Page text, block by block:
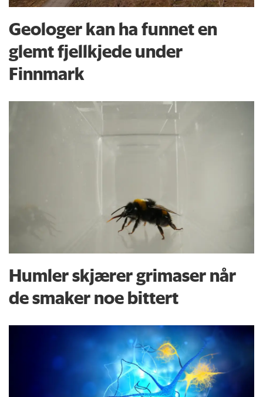
Geologer kan ha funnet en
glemt fjellkjede under
Finnmark
Humler skjærer grimaser når
de smaker noe bittert